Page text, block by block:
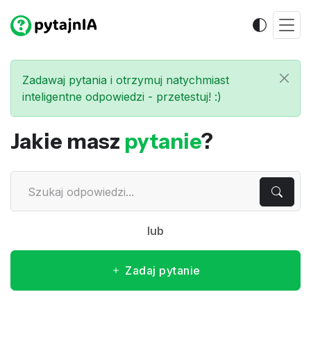
Zadawaj pytania i otrzymuj natychmiast
inteligentne odpowiedzi - przetestuj! :)
Jakie masz pytanie?
lub
Zadaj pytanie